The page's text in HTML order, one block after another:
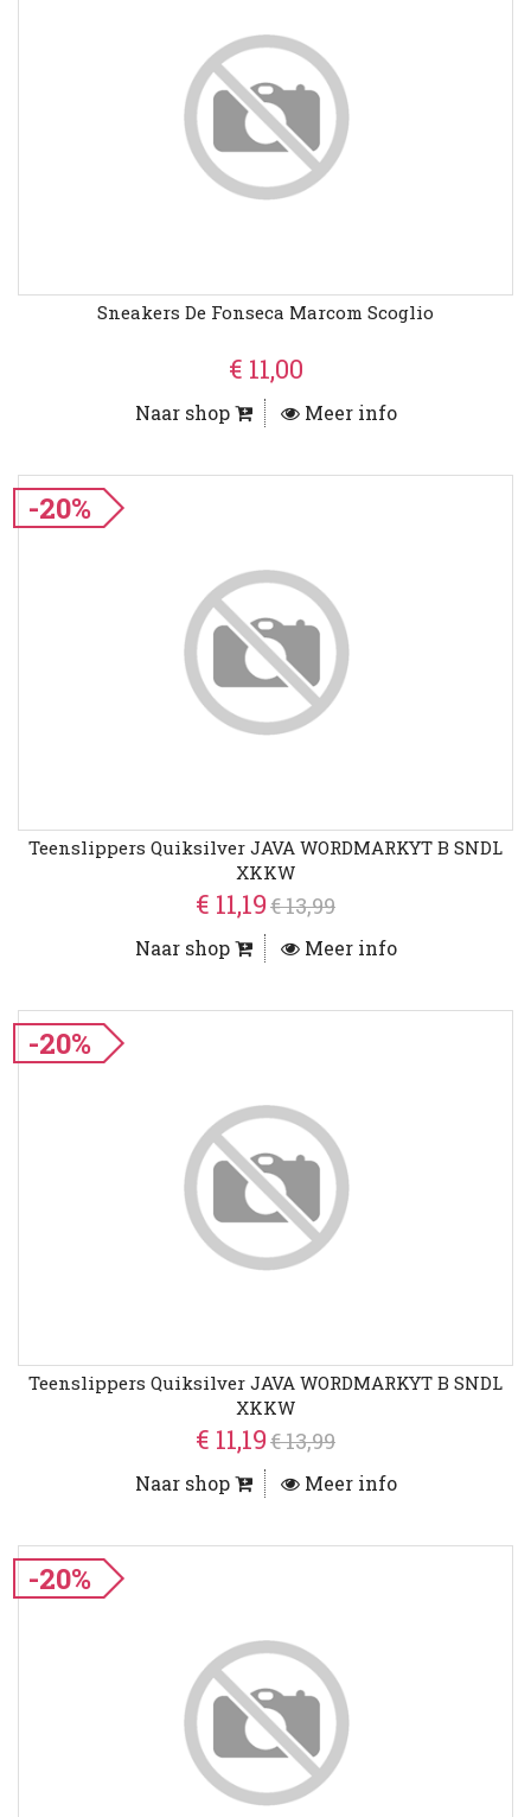
Sneakers De Fonseca Marcom Scoglio
€ 11,00
Naar shop Meer info
-20%
Teenslippers Quiksilver JAVA WORDMARKYT B SNDL
XKKW
€ 11,19€ 13,99
Naar shop Meer info
-20%
Teenslippers Quiksilver JAVA WORDMARKYT B SNDL
XKKW
€ 11,19€ 13,99
Naar shop Meer info
-20%